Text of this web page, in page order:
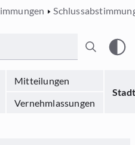
Mitteilungen
Stadt
Vernehmlassungen